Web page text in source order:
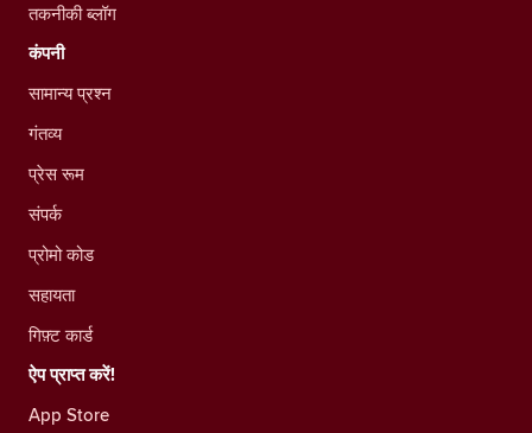
तकनीकी ब्लॉग
कंपनी
सामान्य प्रश्न
गंतव्य
प्रेस रूम
संपर्क
प्रोमो कोड
सहायता
गिफ़्ट कार्ड
ऐप प्राप्त करें!
App Store